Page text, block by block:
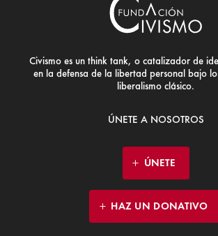
Civismo es un think tank, o catalizador de
en la defensa de la libertad personal bajo
liberalismo clásico.
ÚNETE A NOSOTROS
ÚNETE
HAZ UN DONATIVO